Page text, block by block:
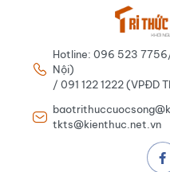
Hotline: 096 523
Nội)
/ 091 122 1222 (VPĐD
tkts@kienthuc.net.vn